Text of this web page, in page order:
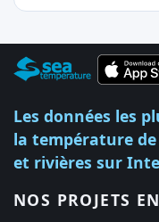
Les données les
la température de
et rivières sur
NOS PROJETS